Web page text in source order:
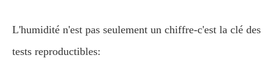
L'humidité n'est pas seulement un chiffre-c'est la clé des
tests reproductibles: